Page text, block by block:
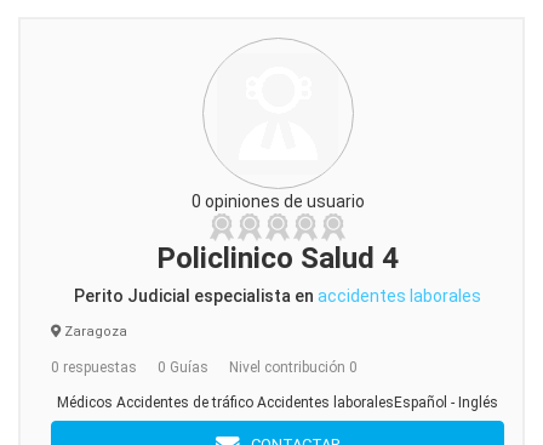
0 opiniones de usuario
Policlinico Salud 4
Perito Judicial especialista en accidentes laborales
Zaragoza
0 respuestas 0 Guías Nivel contribución 0
Médicos Accidentes de tráfico Accidentes laboralesEspañol - Inglés